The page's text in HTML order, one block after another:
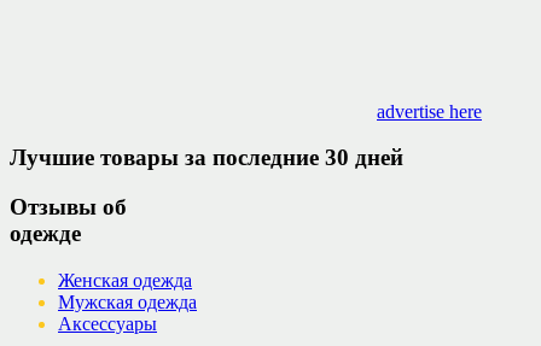
advertise here
Лучшие товары за последние 30 дней
Отзывы об
одежде
Женская одежда
Мужская одежда
Аксессуары